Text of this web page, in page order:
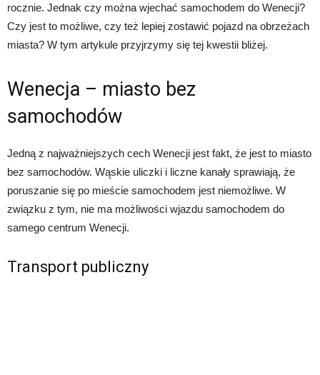
rocznie. Jednak czy można wjechać samochodem do Wenecji?
Czy jest to możliwe, czy też lepiej zostawić pojazd na obrzeżach
miasta? W tym artykule przyjrzymy się tej kwestii bliżej.
Wenecja – miasto bez
samochodów
Jedną z najważniejszych cech Wenecji jest fakt, że jest to miasto
bez samochodów. Wąskie uliczki i liczne kanały sprawiają, że
poruszanie się po mieście samochodem jest niemożliwe. W
związku z tym, nie ma możliwości wjazdu samochodem do
samego centrum Wenecji.
Transport publiczny